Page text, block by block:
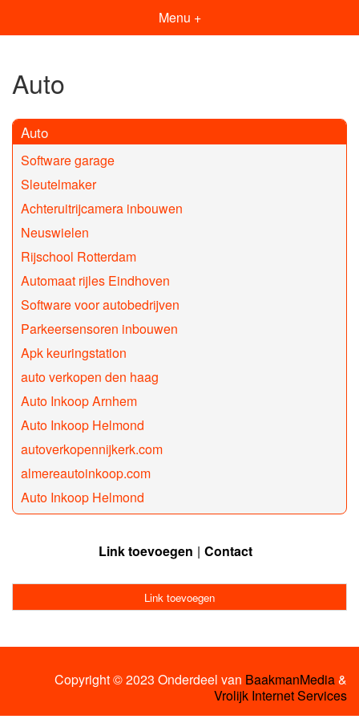
Menu +
Auto
Auto
Software garage
Sleutelmaker
Achteruitrijcamera inbouwen
Neuswielen
Rijschool Rotterdam
Automaat rijles Eindhoven
Software voor autobedrijven
Parkeersensoren inbouwen
Apk keuringstation
auto verkopen den haag
Auto Inkoop Arnhem
Auto Inkoop Helmond
autoverkopennijkerk.com
almereautoinkoop.com
Auto Inkoop Helmond
Link toevoegen Contact
Link toevoegen
Copyright © 2023 Onderdeel van BaakmanMedia&
Vrolijk Internet Services